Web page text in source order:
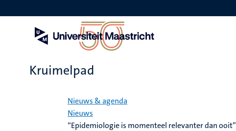
en
Kruimelpad
Nieuws & agenda
Nieuws
“Epidemiologie is momenteel relevanter dan ooit”